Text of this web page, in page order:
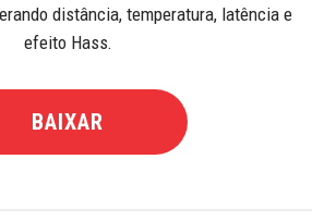
distância, temperatura, latência e
efeito Hass.
BAIXAR